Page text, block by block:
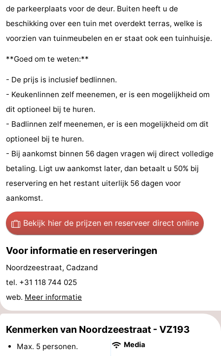
Minigolfbanen
Wellness
centra
Dorpen
Steden
Natuur
Sporten
Zwembaden
Fietsen
-
Wandelen
-
Paardrijden
-
en
Haaientanden
Evenementen
Praktisch
de parkeerplaats voor de deur. Buiten heeft u de
beschikking over een tuin met overdekt terras, welke is
voorzien van tuinmeubelen en er staat ook een tuinhuisje.
**Goed om te weten:**
- De prijs is inclusief bedlinnen.
- Keukenlinnen zelf meenemen, er is een mogelijkheid om
dit optioneel bij te huren.
- Badlinnen zelf meenemen, er is een mogelijkheid om dit
optioneel bij te huren.
- Bij aankomst binnen 56 dagen vragen wij direct volledige
betaling. Ligt uw aankomst later, dan betaalt u 50% bij
reservering en het restant uiterlijk 56 dagen voor
aankomst.
Bekijk hier de prijzen en reserveer direct online
Voor informatie en reserveringen
Noordzeestraat, Cadzand
tel. +31 118 744 025
web. Meer informatie
Kenmerken van Noordzeestraat - VZ193
Max. 5 personen. Media